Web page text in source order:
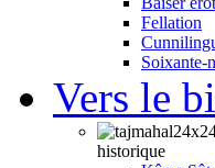
Fellation
Soixante-
Vers le
historique